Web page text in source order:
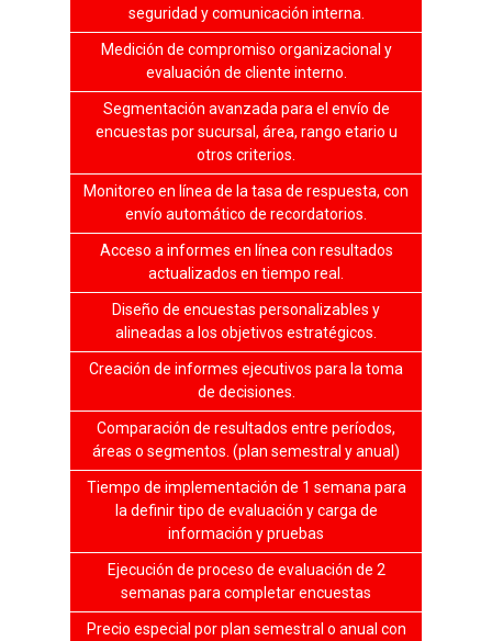
seguridad y comunicación interna.
Medición de compromiso organizacional y
evaluación de cliente interno.
Segmentación avanzada para el envío de
encuestas por sucursal, área, rango etario u
otros criterios.
Monitoreo en línea de la tasa de respuesta, con
envío automático de recordatorios.
Acceso a informes en línea con resultados
actualizados en tiempo real.
Diseño de encuestas personalizables y
alineadas a los objetivos estratégicos.
Creación de informes ejecutivos para la toma
de decisiones.
Comparación de resultados entre períodos,
áreas o segmentos. (plan semestral y anual)
Tiempo de implementación de 1 semana para
la definir tipo de evaluación y carga de
información y pruebas
Ejecución de proceso de evaluación de 2
semanas para completar encuestas
Precio especial por plan semestral o anual con